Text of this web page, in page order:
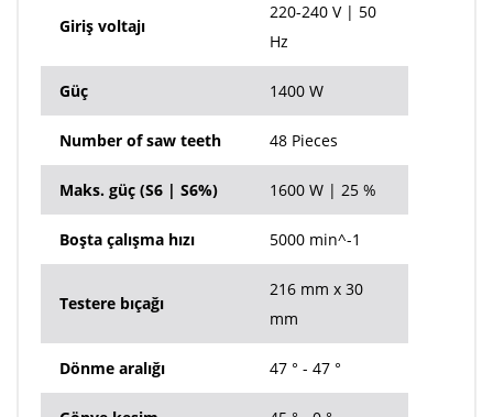
Giriş voltajı
220-240 V | 50
Hz
Güç 1400 W
Number of saw teeth 48 Pieces
Maks. güç (S6 | S6%) 1600 W | 25 %
Boşta çalışma hızı 5000 min^-1
Testere bıçağı
216 mm x 30
mm
Dönme aralığı 47 ° - 47 °